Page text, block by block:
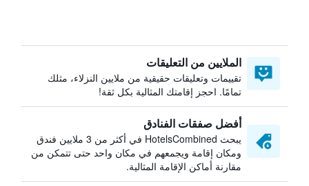
الملايين من التعليقات
تقييمات وتعليقات حقيقية من ملايين النزلاء، مثلك
تمامًا. احجز إقامتك المثالية بكل ثقة!
أفضل صفقات الفنادق
يبحث HotelsCombined في أكثر من 3 ملايين فندق
ومكان إقامة ويجمعهم في مكان واحد حتى تتمكن من
مقارنة أماكن الإقامة المثالية.